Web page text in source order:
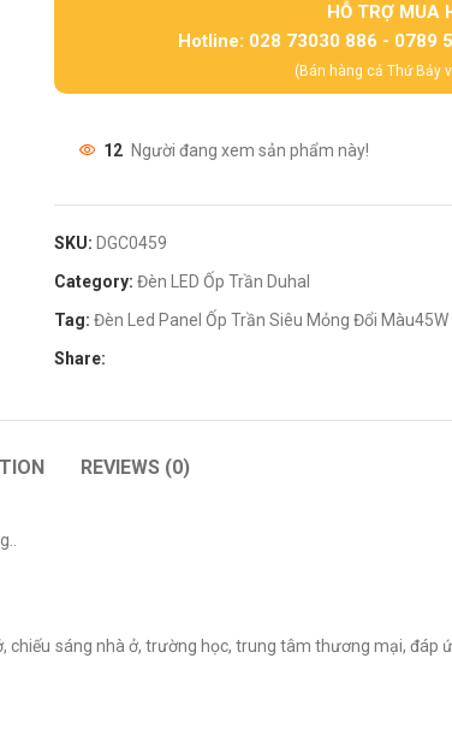
HỖ TRỢ MUA
Hotline: 028 73030 886 - 0789
(Bán hàng cả Thứ Bảy
12 Người đang xem sản phẩm này!
SKU: DGC0459
Category: Đèn LED Ốp Trần Duhal
Tag: Đèn Led Panel Ốp Trần Siêu Mỏng Đổi Màu45W
Share:
REVIEWS (0)
sáng nhà ở, trường học, trung tâm thương mại, đáp